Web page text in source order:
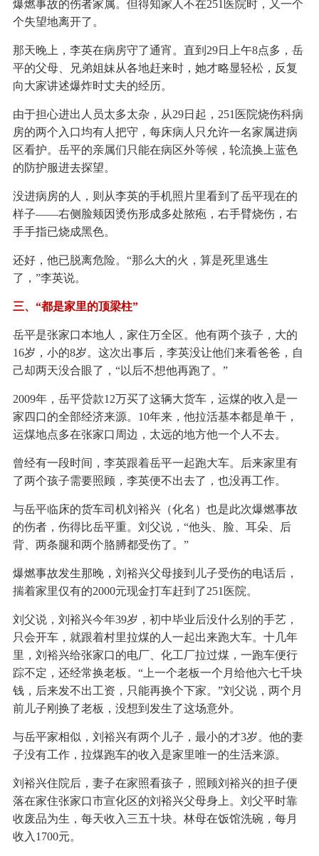
爆燃事故的伤者家属。但得知家人不在251医院时，又一个
个失望地离开了。
那天晚上，李英在病房守了通宵。直到29日上午8点多，岳
平的父母、兄弟姐妹从各地赶来时，她才略显轻松，反复
向大家讲述爆炸时丈夫的经历。
由于担心进出人员太多太杂，从29日起，251医院烧伤科病
房的两个入口均有人把守，每床病人只允许一名家属进病
区看护。岳平的亲属们只能在病区外等候，轮流换上蓝色
的防护服进去探望。
没进病房的人，则从李英的手机照片里看到了岳平现在的
样子——右侧脸颊因烫伤形成多处脓疱，右手臂烧伤，右
手手指已烧成黑色。
还好，他已脱离危险。“那么大的火，算是死里逃生
了，”李英说。
三、“都是家里的顶梁柱”
岳平是张家口本地人，家住万全区。他有两个孩子，大的
16岁，小的8岁。这次出事后，李英没让他们来看爸爸，自
己却两天没合眼了，“以后不想他再跑了。”
2009年，岳平贷款12万买了这辆大货车，运煤的收入是一
家四口的全部经济来源。10年来，他拉活基本都是单干，
运煤地点多在张家口周边，太远的地方他一个人不去。
曾经有一段时间，李英跟着岳平一起跑大车。后来家里有
了两个孩子需要照顾，李英便不出去了，也没再工作。
与岳平临床的货车司机刘裕兴（化名）也是此次爆燃事故
的伤者，伤得比岳平重。刘父说，“他头、脸、耳朵、后
背、两条腿和两个胳膊都受伤了。”
爆燃事故发生那晚，刘裕兴父母接到儿子受伤的电话后，
揣着家里仅有的2000元现金打车赶到了251医院。
刘父说，刘裕兴今年39岁，初中毕业后没什么别的手艺，
只会开车，就跟着村里拉煤的人一起出来跑大车。十几年
里，刘裕兴给张家口的电厂、化工厂拉过煤，一跑车便行
踪不定，还经常换老板。“上一个老板一个月给他六七千块
钱，后来发不出工资，只能再换个下家。”刘父说，两个月
前儿子刚换了老板，没想到发生了这场意外。
与岳平家相似，刘裕兴有两个儿子，最小的才3岁。他的妻
子没有工作，拉煤跑车的收入是家里唯一的生活来源。
刘裕兴住院后，妻子在家照看孩子，照顾刘裕兴的担子便
落在家住张家口市宣化区的刘裕兴父母身上。刘父平时靠
收废品为生，每天收入三五十块。林母在饭馆洗碗，每月
收入1700元。